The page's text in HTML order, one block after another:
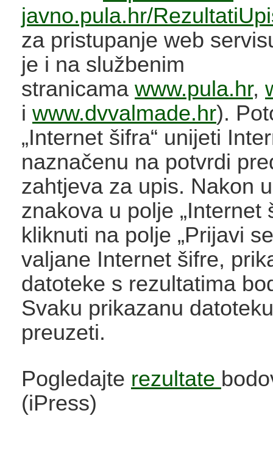
javno.pula.hr/
za pristupanje web
je i na službenim
stranicama www.pula.hr,
i www.dvvalmade.hr).
„Internet šifra“ unijeti
naznačenu na potvrdi
zahtjeva za upis. Nakon
znakova u polje „Internet
kliknuti na polje „Prijavi
valjane Internet šifre,
datoteke s rezultatima
Svaku prikazanu
preuzeti.
Pogledajte rezultate
(iPress)